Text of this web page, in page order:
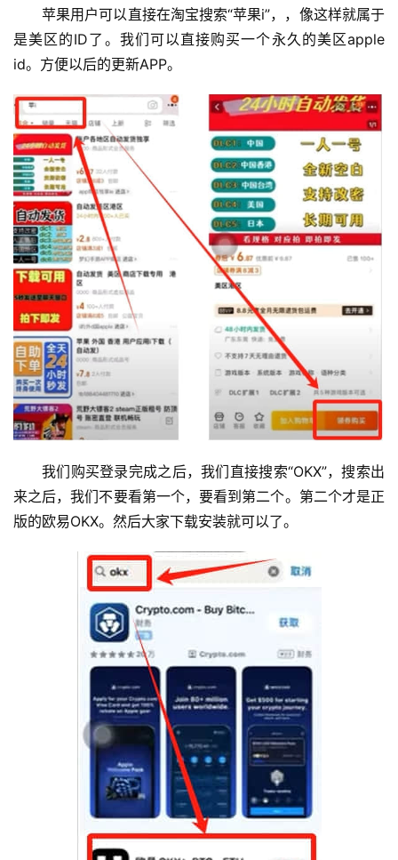
苹果用户可以直接在淘宝搜索“苹果i”，，像这样就属于
是美区的ID了。我们可以直接购买一个永久的美区apple
id。方便以后的更新APP。
我们购买登录完成之后，我们直接搜索“OKX”，搜索出
来之后，我们不要看第一个，要看到第二个。第二个才是正
版的欧易OKX。然后大家下载安装就可以了。